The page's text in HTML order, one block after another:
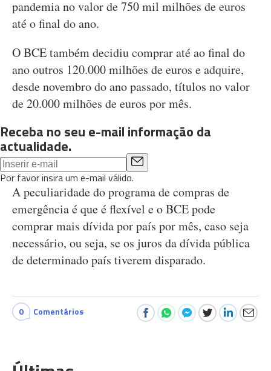
pandemia no valor de 750 mil milhões de euros
até o final do ano.
O BCE também decidiu comprar até ao final do
ano outros 120.000 milhões de euros e adquire,
desde novembro do ano passado, títulos no valor
de 20.000 milhões de euros por mês.
Receba no seu e-mail informação da
actualidade.
Por favor insira um e-mail válido.
A peculiaridade do programa de compras de
emergência é que é flexível e o BCE pode
comprar mais dívida por país por mês, caso seja
necessário, ou seja, se os juros da dívida pública
de determinado país tiverem disparado.
0 Comentários